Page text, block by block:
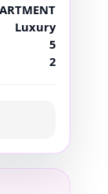
Luxury
5
2